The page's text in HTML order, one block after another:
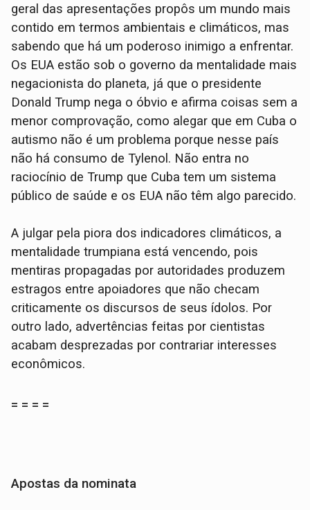
geral das apresentações propôs um mundo mais
contido em termos ambientais e climáticos, mas
sabendo que há um poderoso inimigo a enfrentar.
Os EUA estão sob o governo da mentalidade mais
negacionista do planeta, já que o presidente
Donald Trump nega o óbvio e afirma coisas sem a
menor comprovação, como alegar que em Cuba o
autismo não é um problema porque nesse país
não há consumo de Tylenol. Não entra no
raciocínio de Trump que Cuba tem um sistema
público de saúde e os EUA não têm algo parecido.
A julgar pela piora dos indicadores climáticos, a
mentalidade trumpiana está vencendo, pois
mentiras propagadas por autoridades produzem
estragos entre apoiadores que não checam
criticamente os discursos de seus ídolos. Por
outro lado, advertências feitas por cientistas
acabam desprezadas por contrariar interesses
econômicos.
= = = =
Apostas da nominata